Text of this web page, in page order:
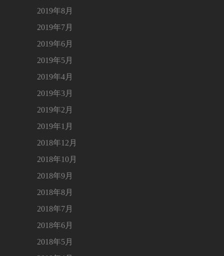
2019年8月
2019年7月
2019年6月
2019年5月
2019年4月
2019年3月
2019年2月
2019年1月
2018年12月
2018年10月
2018年9月
2018年8月
2018年7月
2018年6月
2018年5月